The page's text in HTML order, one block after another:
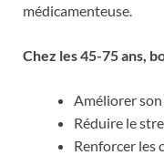
médicamenteuse.
Chez les 45-75 ans,
Améliorer
Réduire le
Renforcer les